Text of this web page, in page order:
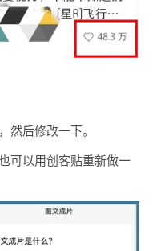
然后修改一下。
可以用创客贴重新做一